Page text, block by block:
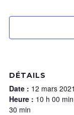
DÉTAILS
Date : 12 mars 2021
Heure : 10 h 00
30 min